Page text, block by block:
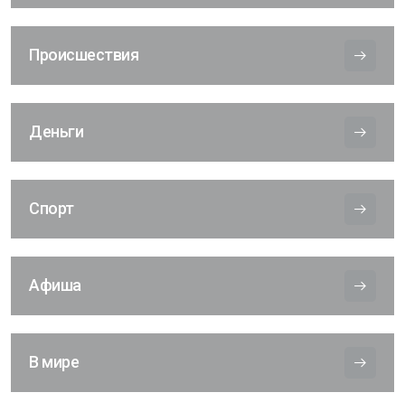
Происшествия
Деньги
Спорт
Афиша
В мире